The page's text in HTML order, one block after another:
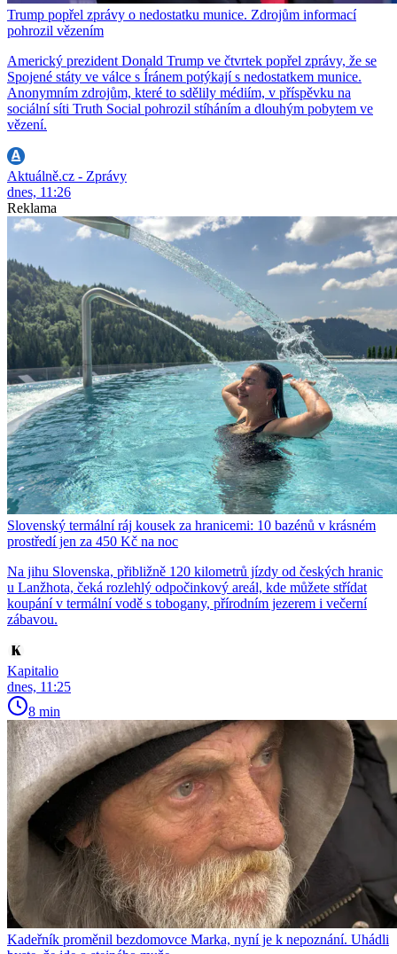
Trump popřel zprávy o nedostatku munice. Zdrojům informací
pohrozil vězením
Americký prezident Donald Trump ve čtvrtek popřel zprávy, že se
Spojené státy ve válce s Íránem potýkají s nedostatkem munice.
Anonymním zdrojům, které to sdělily médiím, v příspěvku na
sociální síti Truth Social pohrozil stíháním a dlouhým pobytem ve
vězení.
Aktuálně.cz - Zprávy
dnes, 11:26
Reklama
Slovenský termální ráj kousek za hranicemi: 10 bazénů v krásném
prostředí jen za 450 Kč na noc
Na jihu Slovenska, přibližně 120 kilometrů jízdy od českých hranic
u Lanžhota, čeká rozlehlý odpočinkový areál, kde můžete střídat
koupání v termální vodě s tobogany, přírodním jezerem i večerní
zábavou.
Kapitalio
dnes, 11:25
8 min
Kadeřník proměnil bezdomovce Marka, nyní je k nepoznání. Uhádli